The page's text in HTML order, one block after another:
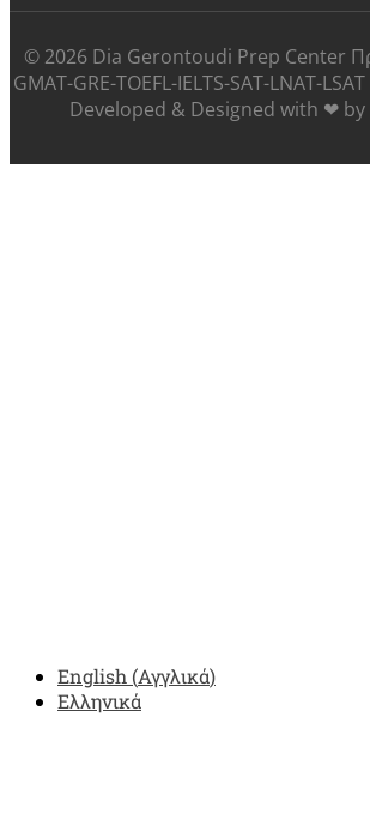
©️ 2026 Dia Gerontoudi Prep Center
GMAT-GRE-TOEFL-IELTS-SAT-LNAT-
Developed & Designed with ❤ by
English (Αγγλικά)
Ελληνικά